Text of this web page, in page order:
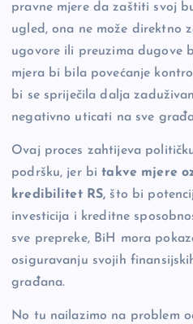
pravne mjere da zaštiti svoj
ugled, ona ne može direktno
ugovore ili preuzima dugove
mjera bi bila povećanje
bi se spriječila dalja
negativno uticati na sve
Ovaj proces zahtijeva
podršku, jer bitakve mjere
kredibilitet RS, što bi
investicija i kreditne
sve prepreke, BiH mora
osiguravanju svojih
građana.
No tu nailazimo na problem